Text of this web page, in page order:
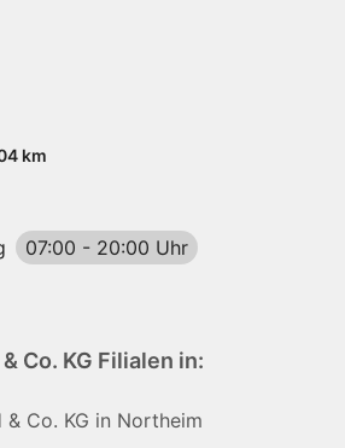
km
07:00 - 20:00 Uhr
Co. KG Filialen in:
Co. KG in Northeim